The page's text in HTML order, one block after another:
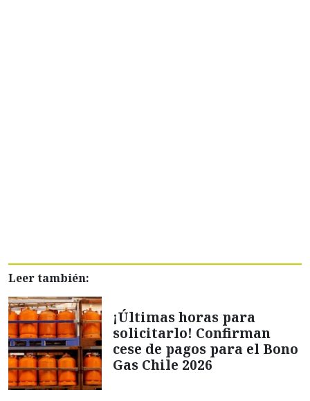
Leer también:
¡Últimas horas para
solicitarlo! Confirman
cese de pagos para el Bono
Gas Chile 2026